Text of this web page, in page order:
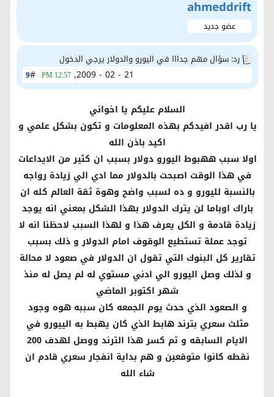
ahmeddrift
عضو جديد
رد: سؤال مهم جدااا في اليورو والدولار يرجي الدخول
9# 21 - 02 - 2009,
12:57 PM
السلام عليكم يا اخواني
يا رب اقدر افيدكم بهذه المعلومات و تكون بشكل علمي و
اكيد باذن الله
اولا سبب ههبوط اليورو دولار بسبب ان كثير من الايداعات
في هذا الوقت اصبحت بالدولار مما ادي الي زيادة رواجه
بالنسبة لليورو و ده لسبب واضح وهوة ثقة العالم كله ان
باراك اوباما لن يترك الدولار بهذا الشكل بمعني انه يوجد
زيادة قادمة و الكل يعرف هذا و لهذا السبب لاحظنا انه لا
توجد عملة تستطيع الوقوف امام الدولار و ذلك بسبب
تقارير كل البنوك التي تقول ان الدولار في صعود لا محالة
و لذلك وصل اليورو الي ادني مستوي له لم يصل له منذ
شهر اكتوبر الماضي
و الصعود الذي حدث يوم الجمعه كان سببه هوه وجود
مثلث سعري بترند هابط الذي كان يهبط به الييورو في
الايام السابقه و تم كسر هذا الترند ووصل لهدف 200
نقطه كانوا متوقعين و هم بداية انفجار سعري قادم ان
شاء الله